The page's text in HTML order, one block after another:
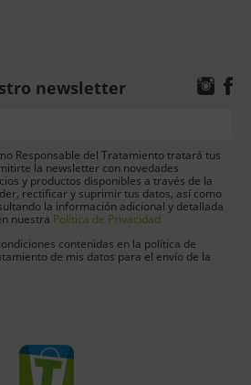
newsletter
Responsable del Tratamiento tratará tus
la newsletter con novedades
y productos disponibles a través de la
rectificar y suprimir tus datos, así como
la información adicional y detallada
nuestra Política de Privacidad
contenidas en la política de
de mis datos para el envío de la